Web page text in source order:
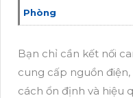
Phòng
Bạn chỉ cần kết nối
cung cấp nguồn
cách ổn định và hiệu